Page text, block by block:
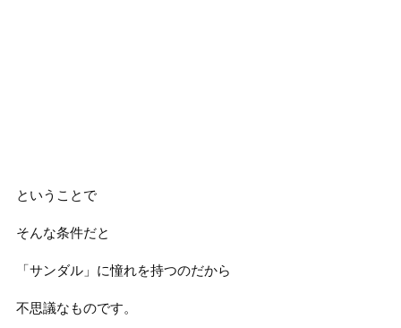
ということで
そんな条件だと
「サンダル」に憧れを持つのだから
不思議なものです。